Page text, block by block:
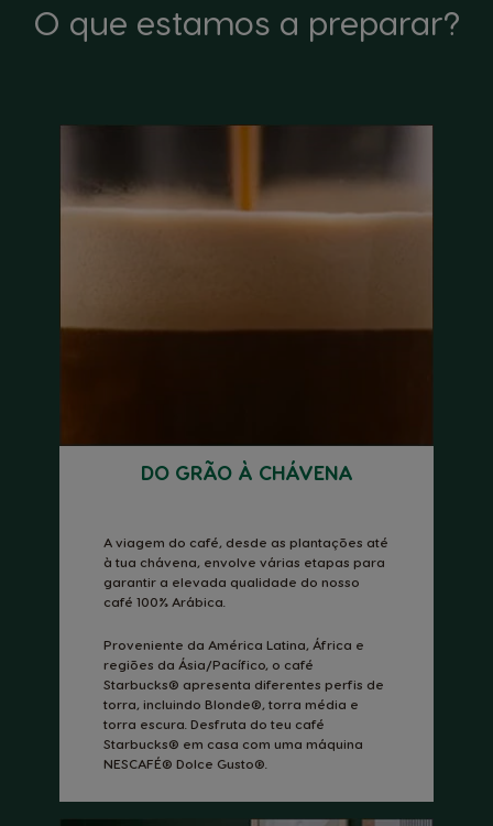
O que estamos a preparar?
DO GRÃO À CHÁVENA
A viagem do café, desde as plantações até
à tua chávena, envolve várias etapas para
garantir a elevada qualidade do nosso
café 100% Arábica.
Proveniente da América Latina, África e
regiões da Ásia/Pacífico, o café
Starbucks® apresenta diferentes perfis de
torra, incluindo Blonde®, torra média e
torra escura. Desfruta do teu café
Starbucks® em casa com uma máquina
NESCAFÉ® Dolce Gusto®.